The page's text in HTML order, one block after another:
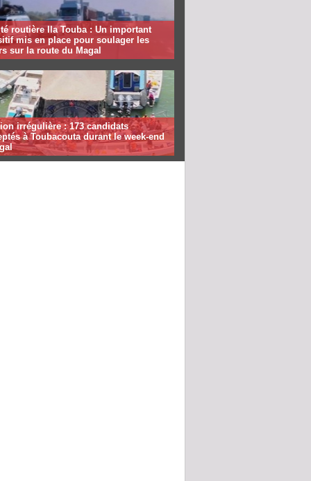
routière Ila Touba : Un important
mis en place pour soulager les
sur la route du Magal
irrégulière : 173 candidats
à Toubacouta durant le week-end